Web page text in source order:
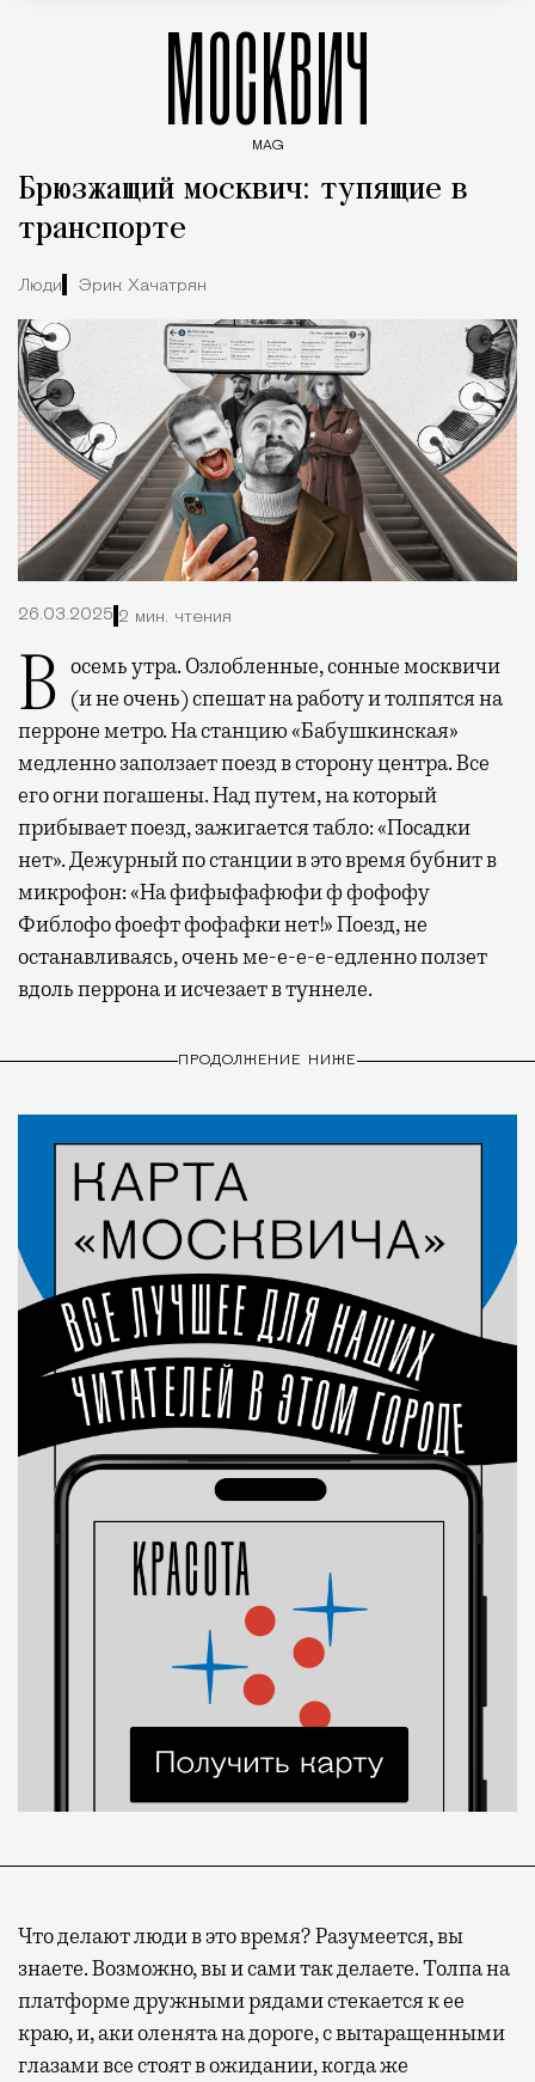
МОСКВИЧ
MAG
Брюзжащий москвич: тупящие в
транспорте
Люди Эрик Хачатрян
26.03.2025 2 мин. чтения
Восемь утра. Озлобленные, сонные москвичи (и не очень) спешат на работу и толпятся на
перроне метро. На станцию «Бабушкинская»
медленно заползает поезд в сторону центра. Все
его огни погашены. Над путем, на который
прибывает поезд, зажигается табло: «Посадки
нет». Дежурный по станции в это время бубнит в
микрофон: «На фифыфафюфи ф фофофу
Фиблофо фоефт фофафки нет!» Поезд, не
останавливаясь, очень ме-е-е-е-едленно ползет
вдоль перрона и исчезает в туннеле.
ПРОДОЛЖЕНИЕ НИЖЕ
Что делают люди в это время? Разумеется, вы
знаете. Возможно, вы и сами так делаете. Толпа на
платформе дружными рядами стекается к ее
краю, и, аки оленята на дороге, с вытаращенными
глазами все стоят в ожидании, когда же